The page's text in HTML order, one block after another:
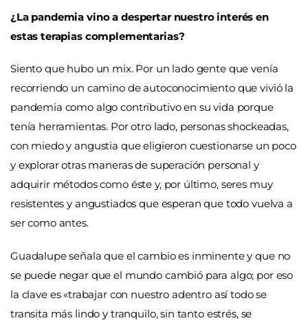
¿La pandemia vino a despertar nuestro interés en
estas terapias complementarias?
Siento que hubo un mix. Por un lado gente que venía
recorriendo un camino de autoconocimiento que vivió la
pandemia como algo contributivo en su vida porque
tenía herramientas. Por otro lado, personas shockeadas,
con miedo y angustia que eligieron cuestionarse un poco
y explorar otras maneras de superación personal y
adquirir métodos como éste y, por último, seres muy
resistentes y angustiados que esperan que todo vuelva a
ser como antes.
Guadalupe señala que el cambio es inminente y que no
se puede negar que el mundo cambió para algo; por eso
la clave es «trabajar con nuestro adentro así todo se
transita más lindo y tranquilo, sin tanto estrés, se